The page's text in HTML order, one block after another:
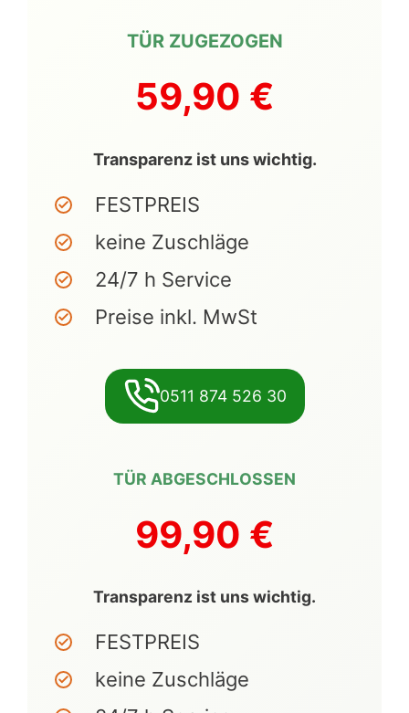
TÜR ZUGEZOGEN
59,90 €
Transparenz ist uns wichtig.
FESTPREIS
keine Zuschläge
24/7 h Service
Preise inkl. MwSt
0511 874 526 30
TÜR ABGESCHLOSSEN
99,90 €
Transparenz ist uns wichtig.
FESTPREIS
keine Zuschläge